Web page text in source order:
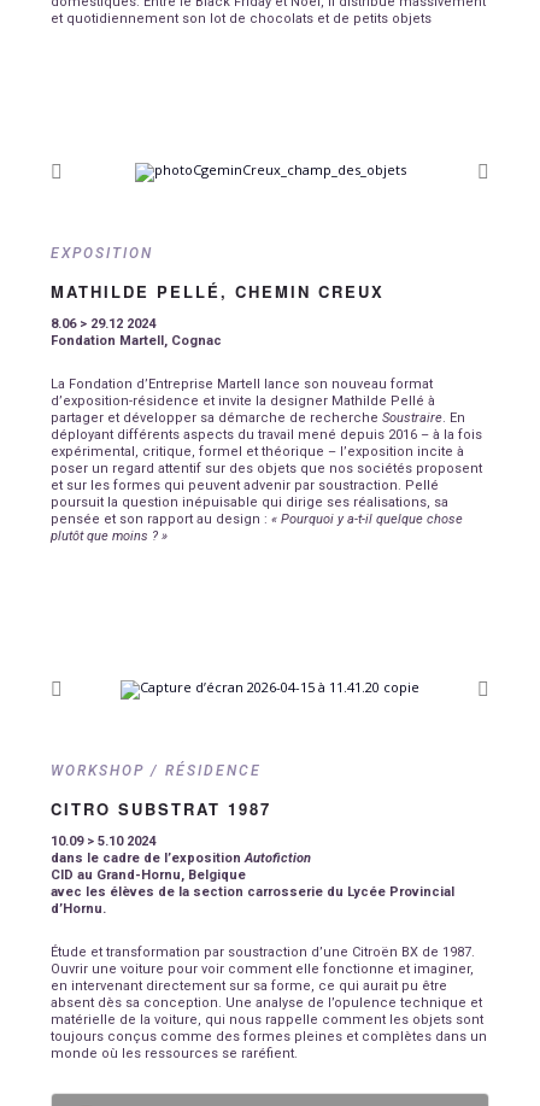
et quotidiennement son lot de chocolats et de petits objets
EXPOSITION
MATHILDE PELLÉ, CHEMIN CREUX
8.06 > 29.12 2024
Fondation Martell, Cognac
La Fondation d’Entreprise Martell lance son nouveau format
d’exposition-résidence et invite la designer Mathilde Pellé à
partager et développer sa démarche de recherche Soustraire . En
déployant différents aspects du travail mené depuis 2016 – à la fois
expérimental, critique, formel et théorique – l’exposi­tion incite à
poser un regard attentif sur des objets que nos sociétés proposent
et sur les formes qui peuvent advenir par soustraction. Pellé
poursuit la question inépuisable qui dirige ses réalisations, sa
pensée et son rapport au design : « Pourquoi y a-t-il quelque chose
plutôt que moins ? »
WORKSHOP / RÉSIDENCE
CITRO SUBSTRAT 1987
10.09 > 5.10 2024
dans le cadre de l’exposition Autofiction
CID au Grand-Hornu, Belgique
avec les élèves de la section carrosserie du Lycée Provincial
d’Hornu.
Étude et transformation par soustraction d’une Citroën BX de 1987.
Ouvrir une voiture pour voir comment elle fonctionne et imaginer,
en intervenant directement sur sa forme, ce qui aurait pu être
absent dès sa conception. Une analyse de l’opulence technique et
matérielle de la voiture, qui nous rappelle comment les objets sont
toujours conçus comme des formes pleines et complètes dans un
monde où les ressources se raréfient.